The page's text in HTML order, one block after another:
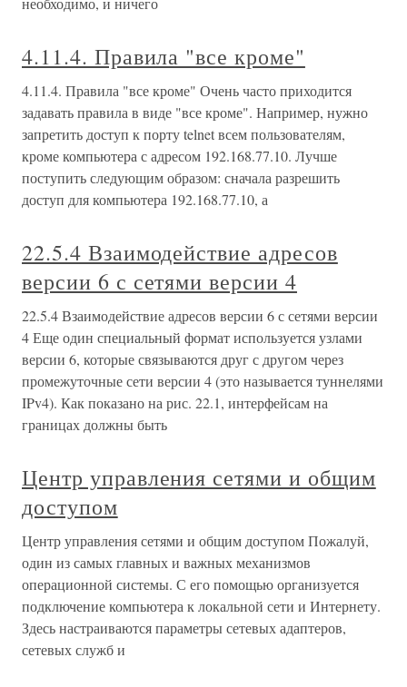
4.11.4. Правила "все кроме"
4.11.4. Правила "все кроме" Очень часто приходится
задавать правила в виде "все кроме". Например, нужно
запретить доступ к порту telnet всем пользователям,
кроме компьютера с адресом 192.168.77.10. Лучше
поступить следующим образом: сначала разрешить
доступ для компьютера 192.168.77.10, а
22.5.4 Взаимодействие адресов
версии 6 с сетями версии 4
22.5.4 Взаимодействие адресов версии 6 с сетями версии
4 Еще один специальный формат используется узлами
версии 6, которые связываются друг с другом через
промежуточные сети версии 4 (это называется туннелями
IPv4). Как показано на рис. 22.1, интерфейсам на
границах должны быть
Центр управления сетями и общим
доступом
Центр управления сетями и общим доступом Пожалуй,
один из самых главных и важных механизмов
операционной системы. С его помощью организуется
подключение компьютера к локальной сети и Интернету.
Здесь настраиваются параметры сетевых адаптеров,
сетевых служб и